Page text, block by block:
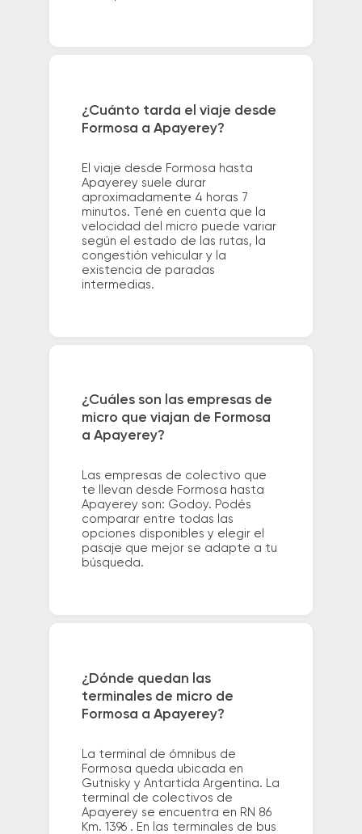
¿Cuánto tarda el viaje desde
Formosa a Apayerey?
El viaje desde Formosa hasta
Apayerey suele durar
aproximadamente 4 horas 7
minutos. Tené en cuenta que la
velocidad del micro puede variar
según el estado de las rutas, la
congestión vehicular y la
existencia de paradas
intermedias.
¿Cuáles son las empresas de
micro que viajan de Formosa
a Apayerey?
Las empresas de colectivo que
te llevan desde Formosa hasta
Apayerey son: Godoy. Podés
comparar entre todas las
opciones disponibles y elegir el
pasaje que mejor se adapte a tu
búsqueda.
¿Dónde quedan las
terminales de micro de
Formosa a Apayerey?
La terminal de ómnibus de
Formosa queda ubicada en
Gutnisky y Antartida Argentina. La
terminal de colectivos de
Apayerey se encuentra en RN 86
Km. 1396 . En las terminales de bus